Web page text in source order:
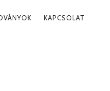
KAPCSOLAT